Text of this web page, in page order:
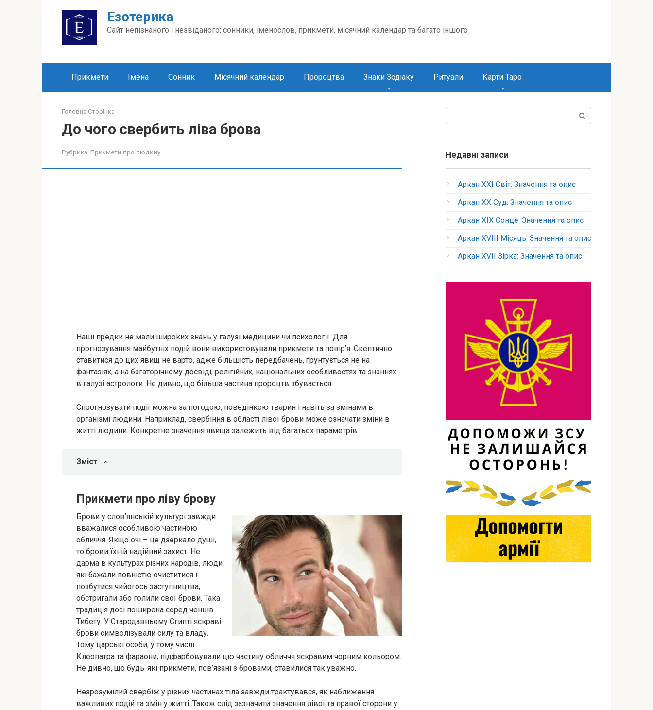
Езотерика
Сайт непізнаного і незвіданого: сонники, іменослов, прикмети, місячний календар та багато іншого
Прикмети Імена Сонник Місячний календар Пророцтва Знаки Зодіаку Ритуали Карти Таро
Головна Сторінка
До чого свербить ліва брова
Рубрика: Прикмети про людину
Наші предки не мали широких знань у галузі медицини чи психології. Для
прогнозування майбутніх подій вони використовували прикмети та повір’я. Скептично
ставитися до цих явищ не варто, адже більшість передбачень, ґрунтується не на
фантазіях, а на багаторічному досвіді, релігійних, національних особливостях та знаннях
в галузі астрологи. Не дивно, що більша частина пророцтв збувається.
Спрогнозувати події можна за погодою, поведінкою тварин і навіть за змінами в
організмі людини. Наприклад, свербіння в області лівої брови може означати зміни в
житті людини. Конкретне значення явища залежить від багатьох параметрів.
Зміст
Прикмети про ліву брову
Брови у слов’янській культурі завжди
вважалися особливою частиною
обличчя. Якщо очі – це дзеркало душі,
то брови їхній надійний захист. Не
дарма в культурах різних народів, люди,
які бажали повністю очиститися і
позбутися чийогось заступництва,
обстригали або голили свої брови. Така
традиція досі поширена серед ченців
Тибету. У Стародавньому Єгипті яскраві
брови символізували силу та владу.
Тому царські особи, у тому числі
Клеопатра та фараони, підфарбовували цю частину обличчя яскравим чорним кольором.
Не дивно, що будь-які прикмети, пов’язані з бровами, ставилися так уважно.
Незрозумілий свербіж у різних частинах тіла завжди трактувався, як наближення
важливих подій та змін у житті. Також слід зазначити значення лівої та правої сторони у
Недавні записи
Аркан XXI Світ: Значення та опис
Аркан XX Суд: Значення та опис
Аркан XIX Сонце: Значення та опис
Аркан XVIII Місяць: Значення та опис
Аркан XVII Зірка: Значення та опис